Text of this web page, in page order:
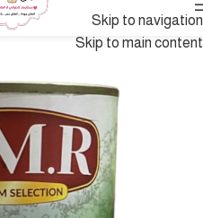
Skip to navigation
Skip to main content